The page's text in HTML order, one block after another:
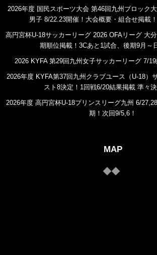
2026年度 国民スポーツ大会 第46回九州ブロック
男子 8/22.23開催！大会概要・組合せ掲載
高円宮杯U-18サッカーリーグ 2026 OFAリーグ 大
期順位掲載！3Cあと1試合、後期9月～
2026 KYFA 第29回九州女子サッカーリーグ 7/
2026年度 KYFA第37回九州クラブユース（U-18）
スト8決定！1回戦6/20結果掲載 準々
2026年度 高円宮杯U-18プリンスリーグ九州 6/
期！次回9/5,6！
MAP